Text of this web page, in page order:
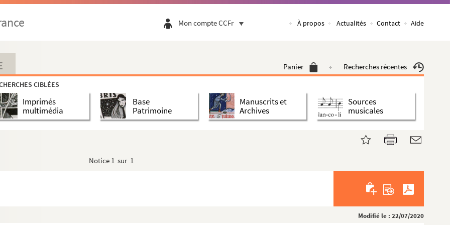
Mon compte CCFr À propos Actualités Contact Aide
Panier Recherches récentes
CIBLÉES
Imprimés
multimédia
Base
Patrimoine
Manuscrits et
Archives
Sources
musicales
Notice 1 sur 1
Modifié le : 22/07/2020
coupable,Monsieur Jean